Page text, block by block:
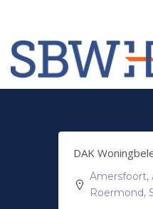
1 Login or
If you still have
DAK
Amersfoort,
Roermond,